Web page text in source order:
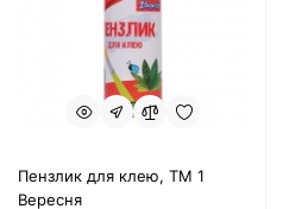
Пензлик для клею, ТМ 1
Вересня